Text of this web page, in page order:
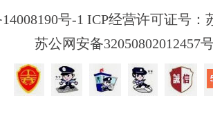
号-1 ICP经营许可证号：
苏公网安备32050802012457